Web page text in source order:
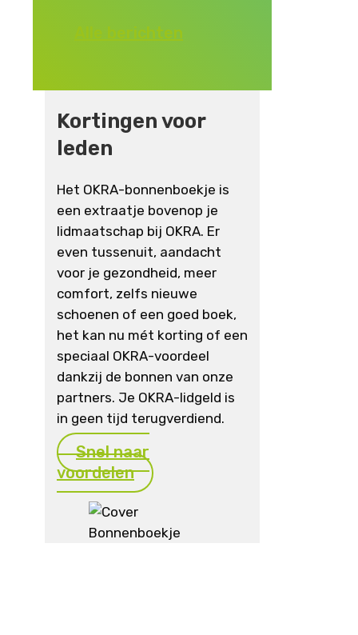
Alle berichten
Kortingen voor
leden
Het OKRA-bonnenboekje is
een extraatje bovenop je
lidmaatschap bij OKRA. Er
even tussenuit, aandacht
voor je gezondheid, meer
comfort, zelfs nieuwe
schoenen of een goed boek,
het kan nu mét korting of een
speciaal OKRA-voordeel
dankzij de bonnen van onze
partners. Je OKRA-lidgeld is
in geen tijd terugverdiend.
Snel naar
voordelen